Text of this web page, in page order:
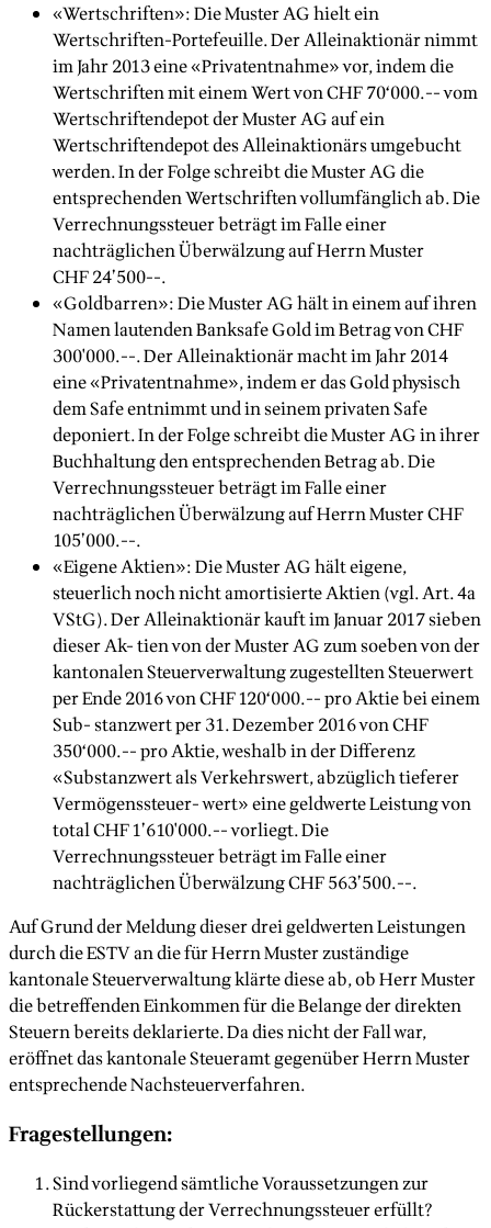
«Wertschriften»: Die Muster AG hielt ein
Wertschriften-Portefeuille. Der Alleinaktionär nimmt
im Jahr 2013 eine «Privatentnahme» vor, indem die
Wertschriften mit einem Wert von CHF 70‘000.-- vom
Wertschriftendepot der Muster AG auf ein
Wertschriftendepot des Alleinaktionärs umgebucht
werden. In der Folge schreibt die Muster AG die
entsprechenden Wertschriften vollumfänglich ab. Die
Verrechnungssteuer beträgt im Falle einer
nachträglichen Überwälzung auf Herrn Muster
CHF 24’500--.
«Goldbarren»: Die Muster AG hält in einem auf ihren
Namen lautenden Banksafe Gold im Betrag von CHF
300'000.--. Der Alleinaktionär macht im Jahr 2014
eine «Privatentnahme», indem er das Gold physisch
dem Safe entnimmt und in seinem privaten Safe
deponiert. In der Folge schreibt die Muster AG in ihrer
Buchhaltung den entsprechenden Betrag ab. Die
Verrechnungssteuer beträgt im Falle einer
nachträglichen Überwälzung auf Herrn Muster CHF
105’000.--.
«Eigene Aktien»: Die Muster AG hält eigene,
steuerlich noch nicht amortisierte Aktien (vgl. Art. 4a
VStG). Der Alleinaktionär kauft im Januar 2017 sieben
dieser Ak- tien von der Muster AG zum soeben von der
kantonalen Steuerverwaltung zugestellten Steuerwert
per Ende 2016 von CHF 120‘000.-- pro Aktie bei einem
Sub- stanzwert per 31. Dezember 2016 von CHF
350‘000.-- pro Aktie, weshalb in der Differenz
«Substanzwert als Verkehrswert, abzüglich tieferer
Vermögenssteuer- wert» eine geldwerte Leistung von
total CHF 1’610'000.-- vorliegt. Die
Verrechnungssteuer beträgt im Falle einer
nachträglichen Überwälzung CHF 563’500.--.
Auf Grund der Meldung dieser drei geldwerten Leistungen
durch die ESTV an die für Herrn Muster zuständige
kantonale Steuerverwaltung klärte diese ab, ob Herr Muster
die betreffenden Einkommen für die Belange der direkten
Steuern bereits deklarierte. Da dies nicht der Fall war,
eröffnet das kantonale Steueramt gegenüber Herrn Muster
entsprechende Nachsteuerverfahren.‍
Fragestellungen:
Sind vorliegend sämtliche Voraussetzungen zur
Rückerstattung der Verrechnungssteuer erfüllt?